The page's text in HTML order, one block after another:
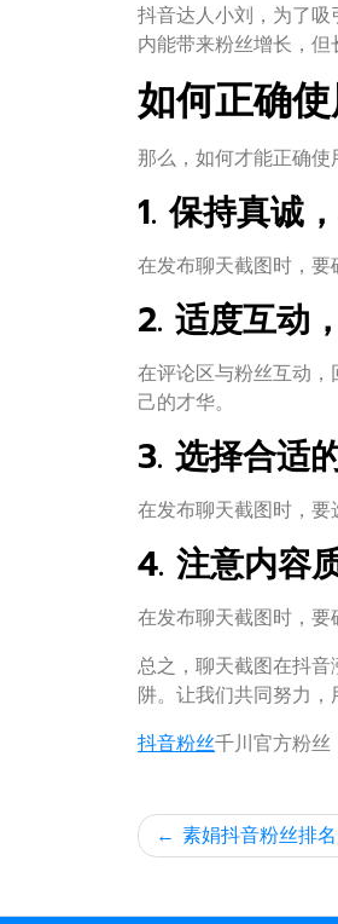
抖音达人小刘，为了
内能带来粉丝增长，但
如何正确
那么，如何才能正确
1. 保持真诚
在发布聊天截图时，要
2. 适度互动
在评论区与粉丝互动
己的才华。
3. 选择合适
在发布聊天截图时，要
4. 注意内容
在发布聊天截图时，要
总之，聊天截图在抖
阱。让我们共同努力，
抖音粉丝千川官方粉
文 素娟抖音粉丝排